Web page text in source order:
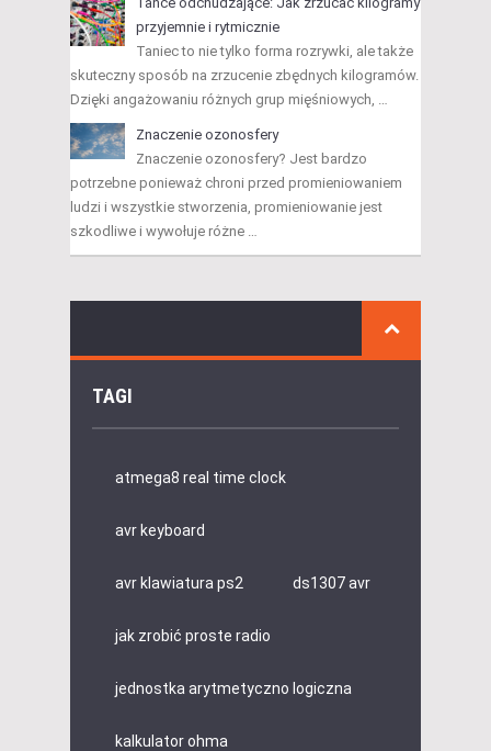
przyjemnie i rytmicznie
Taniec to nie tylko forma rozrywki, ale także
skuteczny sposób na zrzucenie zbędnych kilogramów.
Dzięki angażowaniu różnych grup mięśniowych, …
Znaczenie ozonosfery
Znaczenie ozonosfery? Jest bardzo
potrzebne ponieważ chroni przed promieniowaniem
ludzi i wszystkie stworzenia, promieniowanie jest
szkodliwe i wywołuje różne …
TAGI
atmega8 real time clock
avr keyboard
avr klawiatura ps2 ds1307 avr
jak zrobić proste radio
jednostka arytmetyczno logiczna
kalkulator ohma